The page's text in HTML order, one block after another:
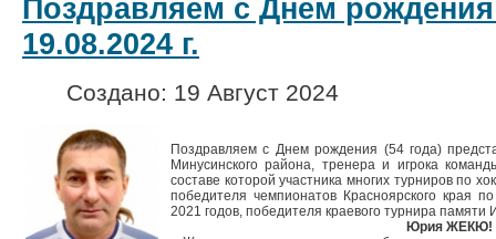
Поздравляем с Днем
19.08.2024 г.
Создано: 19 Август 2024
Поздравляем с Днем рождения (54 года)
Минусинского района, тренера и игрока
составе которой участника многих турниров по
победителя чемпионатов Красноярского края
2021 годов, победителя краевого турнира памяти
Юрия ЖЕКЮ!